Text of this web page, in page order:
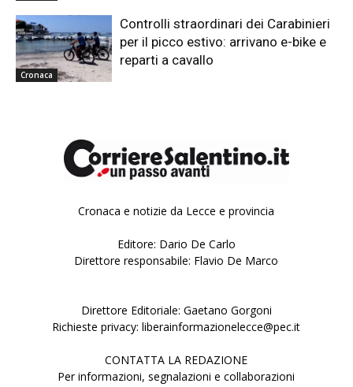
Cronaca
Controlli straordinari dei Carabinieri
per il picco estivo: arrivano e-bike e
reparti a cavallo
Cronaca e notizie da Lecce e provincia
Editore: Dario De Carlo
Direttore responsabile: Flavio De Marco
Direttore Editoriale: Gaetano Gorgoni
Richieste privacy: liberainformazionelecce@pec.it
CONTATTA LA REDAZIONE
Per informazioni, segnalazioni e collaborazioni